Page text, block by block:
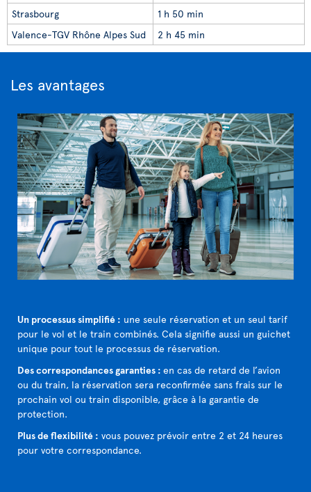
Strasbourg
1 h 50 min
Valence-TGV Rhône Alpes Sud
2 h 45 min
Les avantages
Un processus simplifié : une seule réservation et un seul tarif
pour le vol et le train combinés. Cela signifie aussi un guichet
unique pour tout le processus de réservation.
Des correspondances garanties : en cas de retard de l’avion
ou du train, la réservation sera reconfirmée sans frais sur le
prochain vol ou train disponible, grâce à la garantie de
protection.
Plus de flexibilité : vous pouvez prévoir entre 2 et 24 heures
pour votre correspondance.